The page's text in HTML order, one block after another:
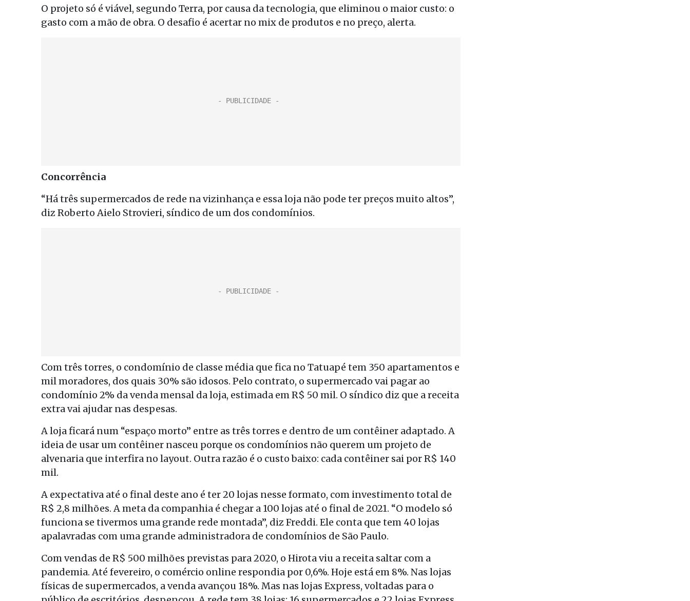
O projeto só é viável, segundo Terra, por causa da tecnologia, que eliminou o maior custo: o
gasto com a mão de obra. O desafio é acertar no mix de produtos e no preço, alerta.
Concorrência
“Há três supermercados de rede na vizinhança e essa loja não pode ter preços muito altos”,
diz Roberto Aielo Strovieri, síndico de um dos condomínios.
Com três torres, o condomínio de classe média que fica no Tatuapé tem 350 apartamentos e
mil moradores, dos quais 30% são idosos. Pelo contrato, o supermercado vai pagar ao
condomínio 2% da venda mensal da loja, estimada em R$ 50 mil. O síndico diz que a receita
extra vai ajudar nas despesas.
A loja ficará num “espaço morto” entre as três torres e dentro de um contêiner adaptado. A
ideia de usar um contêiner nasceu porque os condomínios não querem um projeto de
alvenaria que interfira no layout. Outra razão é o custo baixo: cada contêiner sai por R$ 140
mil.
A expectativa até o final deste ano é ter 20 lojas nesse formato, com investimento total de
R$ 2,8 milhões. A meta da companhia é chegar a 100 lojas até o final de 2021. “O modelo só
funciona se tivermos uma grande rede montada”, diz Freddi. Ele conta que tem 40 lojas
apalavradas com uma grande administradora de condomínios de São Paulo.
Com vendas de R$ 500 milhões previstas para 2020, o Hirota viu a receita saltar com a
pandemia. Até fevereiro, o comércio online respondia por 0,6%. Hoje está em 8%. Nas lojas
físicas de supermercados, a venda avançou 18%. Mas nas lojas Express, voltadas para o